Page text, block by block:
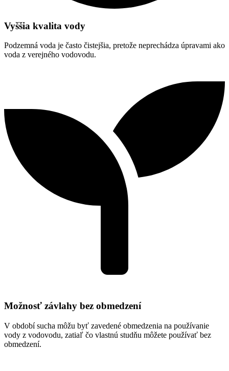
Vyššia kvalita vody
Podzemná voda je často čistejšia, pretože neprechádza úpravami ako
voda z verejného vodovodu.
Možnosť závlahy bez obmedzení
V období sucha môžu byť zavedené obmedzenia na používanie
vody z vodovodu, zatiaľ čo vlastnú studňu môžete používať bez
obmedzení.